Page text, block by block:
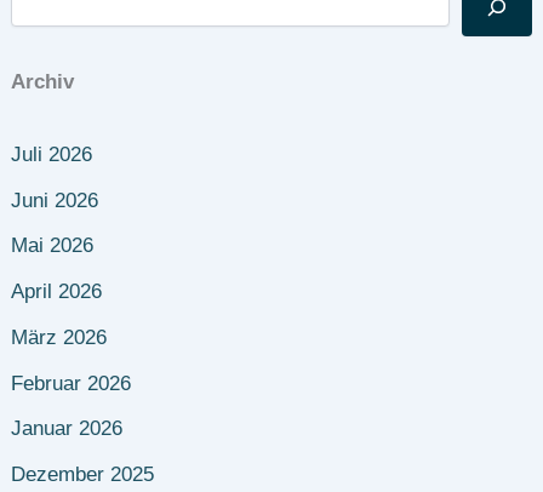
Archiv
Juli 2026
Juni 2026
Mai 2026
April 2026
März 2026
Februar 2026
Januar 2026
Dezember 2025